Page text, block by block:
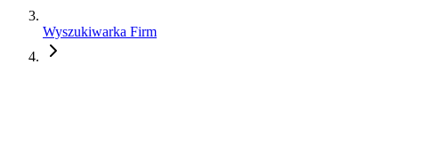
Wyszukiwarka Firm